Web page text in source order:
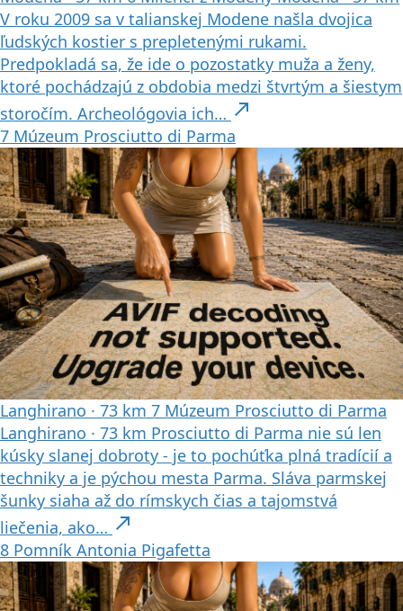
V roku 2009 sa v talianskej Modene našla dvojica
ľudských kostier s prepletenými rukami.
Predpokladá sa, že ide o pozostatky muža a ženy,
ktoré pochádzajú z obdobia medzi štvrtým a šiestym
storočím. Archeológovia ich… north_east
7 Múzeum Prosciutto di Parma
Langhirano · 73 km 7 Múzeum Prosciutto di Parma
Langhirano · 73 km Prosciutto di Parma nie sú len
kúsky slanej dobroty - je to pochúťka plná tradícií a
techniky a je pýchou mesta Parma. Sláva parmskej
šunky siaha až do rímskych čias a tajomstvá
liečenia, ako… north_east
8 Pomník Antonia Pigafetta